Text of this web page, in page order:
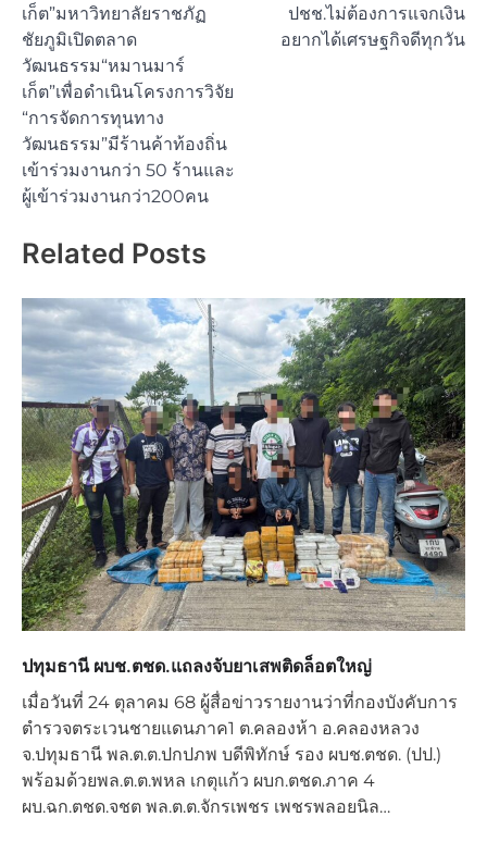
เก็ต”มหาวิทยาลัยราชภัฏ
ชัยภูมิเปิดตลาด
วัฒนธรรม“หมานมาร์
เก็ต”เพื่อดำเนินโครงการวิจัย
“การจัดการทุนทาง
วัฒนธรรม”มีร้านค้าท้องถิ่น
เข้าร่วมงานกว่า 50 ร้านและ
ผู้เข้าร่วมงานกว่า200คน
ปชช.ไม่ต้องการแจกเงิน
อยากได้เศรษฐกิจดีทุกวัน
Related Posts
ปทุมธานี ผบช.ตชด.แถลงจับยาเสพติดล็อตใหญ่
เมื่อวันที่ 24 ตุลาคม 68 ผู้สื่อข่าวรายงานว่าที่กองบังคับการ
ตำรวจตระเวนชายแดนภาค1 ต.คลองห้า อ.คลองหลวง
จ.ปทุมธานี พล.ต.ต.ปกปภพ บดีพิทักษ์ รอง ผบช.ตชด. (ปป.)
พร้อมด้วยพล.ต.ต.พหล เกตุแก้ว ผบก.ตชด.ภาค 4
ผบ.ฉก.ตชด.จชต พล.ต.ต.จักรเพชร เพชรพลอยนิล…